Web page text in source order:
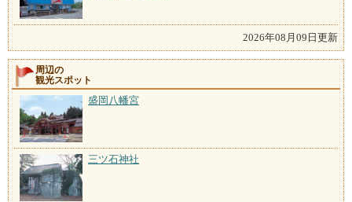
2026年08月09日更新
周辺の
観光スポット
盛岡八幡宮
三ツ石神社